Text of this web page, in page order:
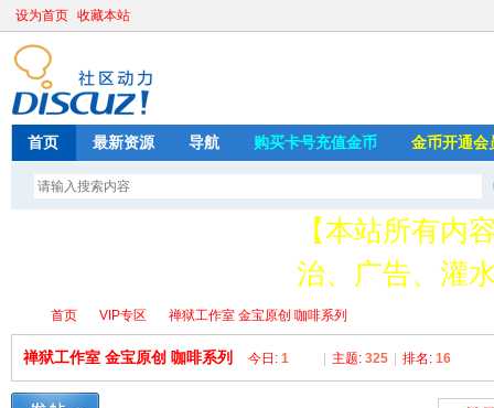
设为首页 收藏本站
首页 最新资源 导航 购买卡号充值金币 金币开通会
【本站所有内
治、广告、灌
请加
存
首页 VIP专区 禅狱工作室 金宝原创 咖啡系列
禅狱工作室 金宝原创 咖啡系列 今日: 1 主题: 325 排名: 16